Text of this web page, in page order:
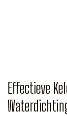
Effectieve